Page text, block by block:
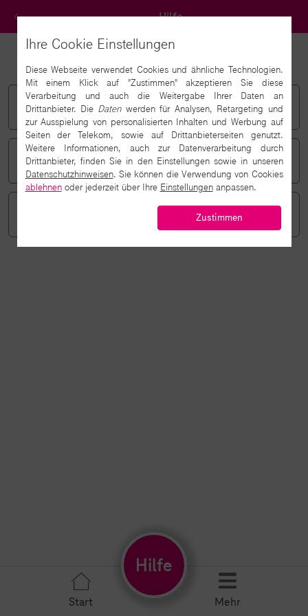
Zurück Hilfe
Digital Home Service anrufen
0800 33 05500
Rückruf anfordern
Start
Hilfe
Mehr
Ihre Cookie Einstellungen
Diese Webseite verwendet Cookies und ähnliche Technologien.
Mit einem Klick auf "Zustimmen" akzeptieren Sie diese
Verarbeitung und auch die Weitergabe Ihrer Daten an
Drittanbieter. Die Datenwerden für Analysen, Retargeting und
zur Ausspielung von personalisierten Inhalten und Werbung auf
Seiten der Telekom, sowie auf Drittanbieterseiten genutzt.
Weitere Informationen, auch zur Datenverarbeitung durch
Drittanbieter, finden Sie in den Einstellungen sowie in unseren
Datenschutzhinweisen. Sie können die Verwendung von Cookies
ablehnenoder jederzeit über Ihre Einstellungenanpassen.
Zustimmen